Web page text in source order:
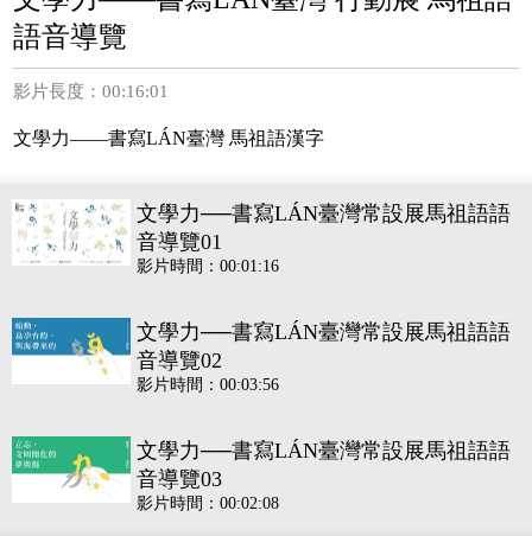
語音導覽
影片長度：00:16:01
文學力——書寫LÁN臺灣 馬祖語漢字
文學力──書寫LÁN臺灣常設展馬祖語語
音導覽01
影片時間：00:01:16
文學力──書寫LÁN臺灣常設展馬祖語語
音導覽02
影片時間：00:03:56
文學力──書寫LÁN臺灣常設展馬祖語語
音導覽03
影片時間：00:02:08